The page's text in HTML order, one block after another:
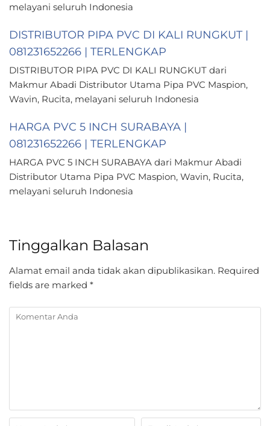
melayani seluruh Indonesia
DISTRIBUTOR PIPA PVC DI KALI RUNGKUT |
081231652266 | TERLENGKAP
DISTRIBUTOR PIPA PVC DI KALI RUNGKUT dari
Makmur Abadi Distributor Utama Pipa PVC Maspion,
Wavin, Rucita, melayani seluruh Indonesia
HARGA PVC 5 INCH SURABAYA |
081231652266 | TERLENGKAP
HARGA PVC 5 INCH SURABAYA dari Makmur Abadi
Distributor Utama Pipa PVC Maspion, Wavin, Rucita,
melayani seluruh Indonesia
Tinggalkan Balasan
Alamat email anda tidak akan dipublikasikan. Required
fields are marked *